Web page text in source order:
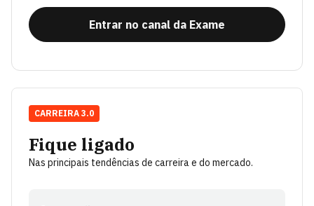
Entrar no canal da Exame
Fique ligado
Nas principais tendências de carreira e do mercado.
CARREIRA 3.0